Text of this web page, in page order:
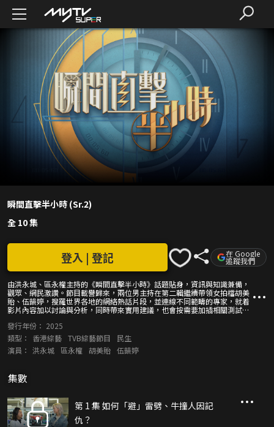
瞬間直擊半小時 (Sr.2)
全 10 集
由洪永城、區永權主持的《瞬間直擊半小時》話題貼身，資訊與知識兼備，
觀眾、網民激讚。節目載譽歸來，兩位男主持在第二輯繼續帶領女拍檔胡美
貽、伍韻婷，搜羅世界各地的網絡熱話片段，並連線不同範疇的專家，就着
影片內容加以討論與分析，同時帶來實用建議，也會按需要加插相關測試、
知識、防意外。
登入 | 登記 在 Google
追蹤我們
發行年份： 2025
類型：
香港綜藝 TVB綜藝節目
民生
演員： 洪永城 區永權 胡美貽 伍韻婷
集數
第 1 集 如何「避」雷劈、牛撞人因記
仇？